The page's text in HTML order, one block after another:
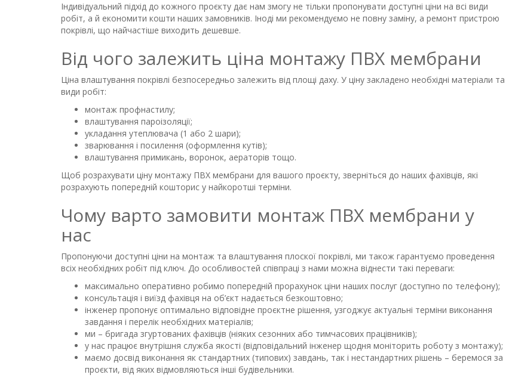
Індивідуальний підхід до кожного проєкту дає нам змогу не тільки пропонувати доступні ціни на всі види
робіт, а й економити кошти наших замовників. Іноді ми рекомендуємо не повну заміну, а ремонт пристрою
покрівлі, що найчастіше виходить дешевше.
Від чого залежить ціна монтажу ПВХ мембрани
Ціна влаштування покрівлі безпосередньо залежить від площі даху. У ціну закладено необхідні матеріали та
види робіт:
монтаж профнастилу;
влаштування пароізоляції;
укладання утеплювача (1 або 2 шари);
зварювання і посилення (оформлення кутів);
влаштування примикань, воронок, аераторів тощо.
Щоб розрахувати ціну монтажу ПВХ мембрани для вашого проєкту, зверніться до наших фахівців, які
розрахують попередній кошторис у найкоротші терміни.
Чому варто замовити монтаж ПВХ мембрани у
нас
Пропонуючи доступні ціни на монтаж та влаштування плоскої покрівлі, ми також гарантуємо проведення
всіх необхідних робіт під ключ. До особливостей співпраці з нами можна віднести такі переваги:
максимально оперативно робимо попередній прорахунок ціни наших послуг (доступно по телефону);
консультація і виїзд фахівця на об’єкт надається безкоштовно;
інженер пропонує оптимально відповідне проєктне рішення, узгоджує актуальні терміни виконання
завдання і перелік необхідних матеріалів;
ми – бригада згуртованих фахівців (ніяких сезонних або тимчасових працівників);
у нас працює внутрішня служба якості (відповідальний інженер щодня моніторить роботу з монтажу);
маємо досвід виконання як стандартних (типових) завдань, так і нестандартних рішень – беремося за
проєкти, від яких відмовляються інші будівельники.